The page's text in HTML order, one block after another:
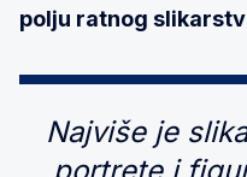
polju ratnog
Najviše je